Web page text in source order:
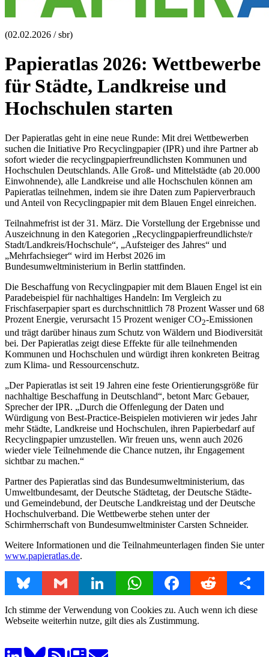
(02.02.2026 / sbr)
Papieratlas 2026: Wettbewerbe
für Städte, Landkreise und
Hochschulen starten
Der Papieratlas geht in eine neue Runde: Mit drei Wettbewerben
suchen die Initiative Pro Recyclingpapier (IPR) und ihre Partner ab
sofort wieder die recyclingpapierfreundlichsten Kommunen und
Hochschulen Deutschlands. Alle Groß- und Mittelstädte (ab 20.000
Einwohnende), alle Landkreise und alle Hochschulen können am
Papieratlas teilnehmen, indem sie ihre Daten zum Papierverbrauch
und Anteil von Recyclingpapier mit dem Blauen Engel einreichen.
Teilnahmefrist ist der 31. März. Die Vorstellung der Ergebnisse und
Auszeichnung in den Kategorien „Recyclingpapierfreundlichste/r
Stadt/Landkreis/Hochschule“, „Aufsteiger des Jahres“ und
„Mehrfachsieger“ wird im Herbst 2026 im
Bundesumweltministerium in Berlin stattfinden.
Die Beschaffung von Recyclingpapier mit dem Blauen Engel ist ein
Paradebeispiel für nachhaltiges Handeln: Im Vergleich zu
Frischfaserpapier spart es durchschnittlich 78 Prozent Wasser und 68
Prozent Energie, verursacht 15 Prozent weniger CO2-Emissionen
und trägt darüber hinaus zum Schutz von Wäldern und Biodiversität
bei. Der Papieratlas zeigt diese Effekte für alle teilnehmenden
Kommunen und Hochschulen und würdigt ihren konkreten Beitrag
zum Klima- und Ressourcenschutz.
„Der Papieratlas ist seit 19 Jahren eine feste Orientierungsgröße für
nachhaltige Beschaffung in Deutschland“, betont Marc Gebauer,
Sprecher der IPR. „Durch die Offenlegung der Daten und
Würdigung von Best-Practice-Beispielen motivieren wir jedes Jahr
mehr Städte, Landkreise und Hochschulen, ihren Papierbedarf auf
Recyclingpapier umzustellen. Wir freuen uns, wenn auch 2026
wieder viele Teilnehmende die Chance nutzen, ihr Engagement
sichtbar zu machen.“
Partner des Papieratlas sind das Bundesumweltministerium, das
Umweltbundesamt, der Deutsche Städtetag, der Deutsche Städte-
und Gemeindebund, der Deutsche Landkreistag und der Deutsche
Hochschulverband. Die Wettbewerbe stehen unter der
Schirmherrschaft von Bundesumweltminister Carsten Schneider.
Weitere Informationen und die Teilnahmeunterlagen finden Sie unter
www.papieratlas.de.
Bluesky Gmail LinkedIn WhatsAppFacebookReddit Share
Ich stimme der Verwendung von Cookies zu. Auch wenn ich diese
Webseite weiterhin nutze, gilt dies als Zustimmung.